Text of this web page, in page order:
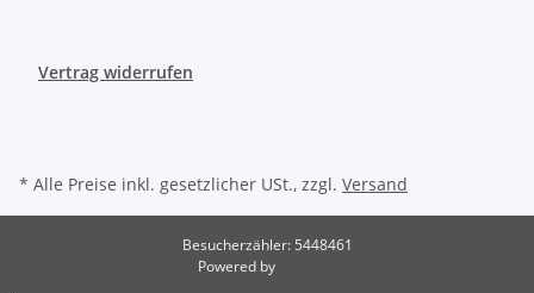
Vertrag widerrufen
* Alle Preise inkl. gesetzlicher USt., zzgl. Versand
Besucherzähler: 5448461
Powered by